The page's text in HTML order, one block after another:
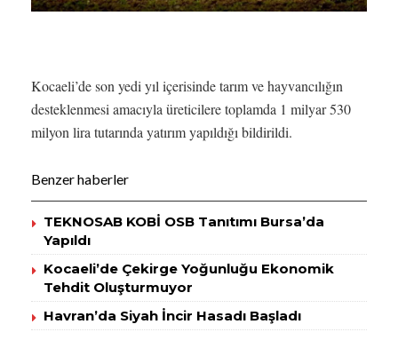
Kocaeli’de son yedi yıl içerisinde tarım ve hayvancılığın
desteklenmesi amacıyla üreticilere toplamda 1 milyar 530
milyon lira tutarında yatırım yapıldığı bildirildi.
Benzer haberler
TEKNOSAB KOBİ OSB Tanıtımı Bursa’da
Yapıldı
Kocaeli’de Çekirge Yoğunluğu Ekonomik
Tehdit Oluşturmuyor
Havran’da Siyah İncir Hasadı Başladı